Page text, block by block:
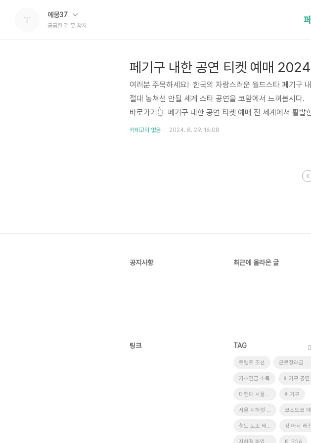
에몽37
궁금한 건 못 참지
여러분 주목하세요! 한국의 자랑스러운 월드스타 페기구
절대 놓쳐선 안될 세계 스타 공연을 코앞에서 느껴봅시다
바로가기👆 페기구 내한 공연 티켓 예매 전 세계에서 활발
이 지난 7월에 진행되었었는데요. 안타까운 이슈로 공연을
플랫폼으로부터 주목을 받고 있습니다. 이러한 월드스타가
카테고리 없음 2024. 8. 29. 16:08
공지사항 최근에 올라온 글
링크 TAG
트럼프 조선 근로장려금 지급액
기초연금 소득 페기구 공연
더현대 서울빌리지 페기구
서울 지하철 파업 노선 시간표
철도 노조 태업